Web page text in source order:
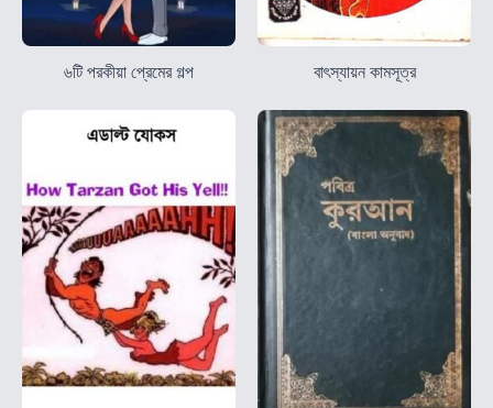
৬টি পরকীয়া প্রেমের গল্প বাৎস্যায়ন কামসূত্র